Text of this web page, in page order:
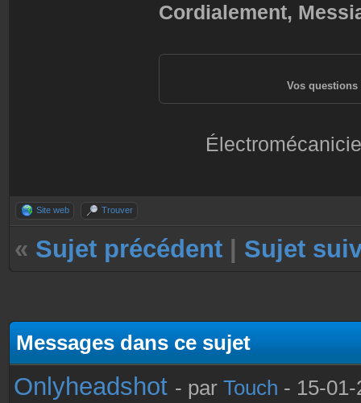
Cordialement,
Vos questions
Site web Trouver
« Sujet précédent Sujet
Messages dans ce sujet
Onlyheadshot - par Touch - 15-